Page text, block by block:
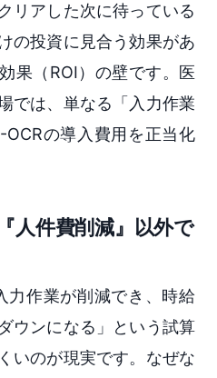
リアした次に待っている
の投資に見合う効果があ
果（ROI）の壁です。医
では、単なる「入力作業
の導入費用を正当化
人件費削減』以外で
力作業が削減でき、時給
ウンになる」という試算
いのが現実です。なぜな